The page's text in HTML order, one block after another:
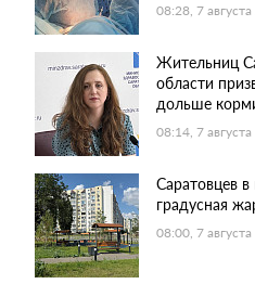
08:28, 7
Жительниц
области
дольше
08:14, 7
Саратовцев
градусная
08:00, 7